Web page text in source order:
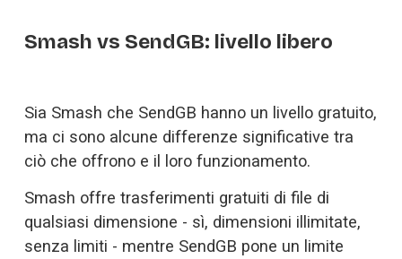
Smash vs SendGB: livello libero
Sia Smash che SendGB hanno un livello gratuito,
ma ci sono alcune differenze significative tra
ciò che offrono e il loro funzionamento.
Smash offre trasferimenti gratuiti di file di
qualsiasi dimensione - sì, dimensioni illimitate,
senza limiti - mentre SendGB pone un limite